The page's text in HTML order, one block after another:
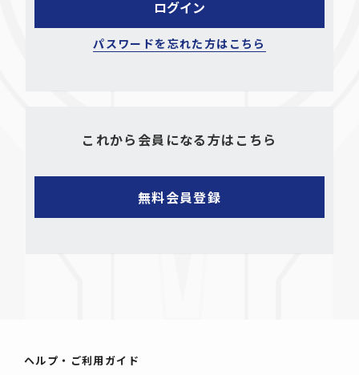
パスワードを忘れた方はこちら
これから会員になる方はこちら
ヘルプ・ご利用ガイド